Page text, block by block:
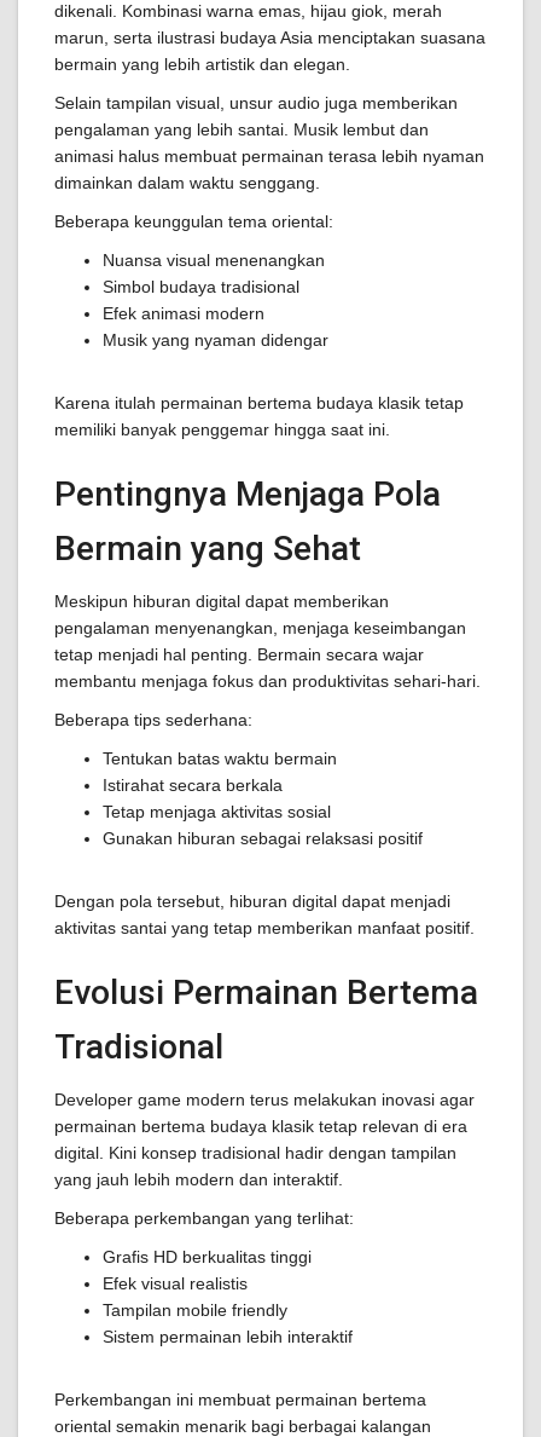
dikenali. Kombinasi warna emas, hijau giok, merah
marun, serta ilustrasi budaya Asia menciptakan suasana
bermain yang lebih artistik dan elegan.
Selain tampilan visual, unsur audio juga memberikan
pengalaman yang lebih santai. Musik lembut dan
animasi halus membuat permainan terasa lebih nyaman
dimainkan dalam waktu senggang.
Beberapa keunggulan tema oriental:
Nuansa visual menenangkan
Simbol budaya tradisional
Efek animasi modern
Musik yang nyaman didengar
Karena itulah permainan bertema budaya klasik tetap
memiliki banyak penggemar hingga saat ini.
Pentingnya Menjaga Pola
Bermain yang Sehat
Meskipun hiburan digital dapat memberikan
pengalaman menyenangkan, menjaga keseimbangan
tetap menjadi hal penting. Bermain secara wajar
membantu menjaga fokus dan produktivitas sehari-hari.
Beberapa tips sederhana:
Tentukan batas waktu bermain
Istirahat secara berkala
Tetap menjaga aktivitas sosial
Gunakan hiburan sebagai relaksasi positif
Dengan pola tersebut, hiburan digital dapat menjadi
aktivitas santai yang tetap memberikan manfaat positif.
Evolusi Permainan Bertema
Tradisional
Developer game modern terus melakukan inovasi agar
permainan bertema budaya klasik tetap relevan di era
digital. Kini konsep tradisional hadir dengan tampilan
yang jauh lebih modern dan interaktif.
Beberapa perkembangan yang terlihat:
Grafis HD berkualitas tinggi
Efek visual realistis
Tampilan mobile friendly
Sistem permainan lebih interaktif
Perkembangan ini membuat permainan bertema
oriental semakin menarik bagi berbagai kalangan